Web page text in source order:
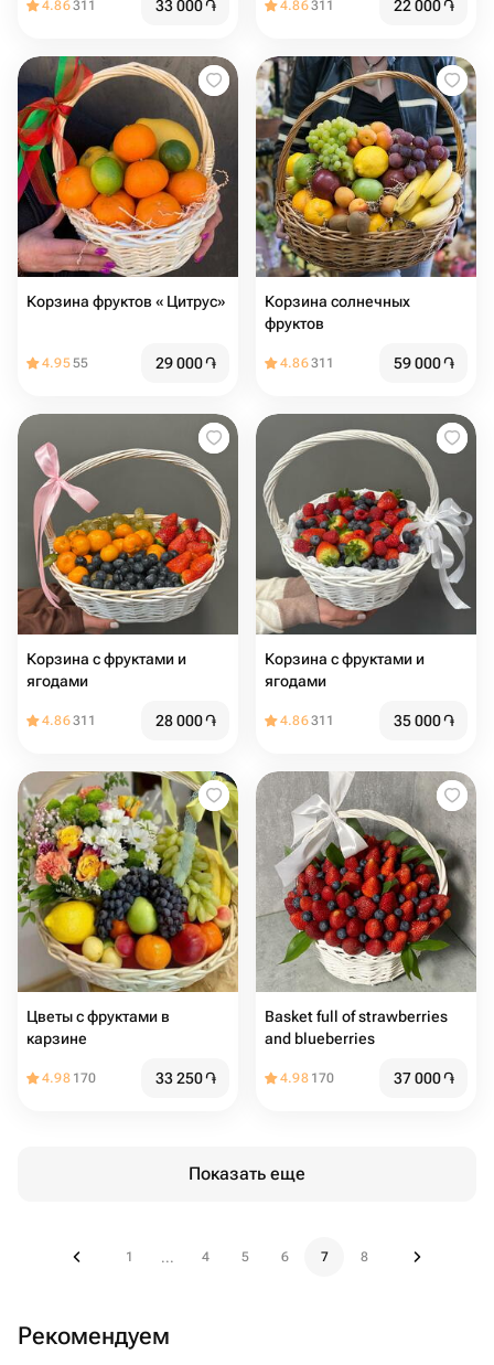
4.86311 33 000֏ 4.86311 22 000֏
Корзина фруктов « Цитрус»
4.9555 29 000֏
Корзина солнечных
фруктов
4.86311 59 000֏
Корзина с фруктами и
ягодами
4.86311 28 000֏
Корзина с фруктами и
ягодами
4.86311 35 000֏
Цветы с фруктами в
карзине
4.98 170 33 250֏
Basket full of strawberries
and blueberries
4.98 170 37 000֏
Показать еще
1 ... 4 5 6 7 8
Рекомендуем